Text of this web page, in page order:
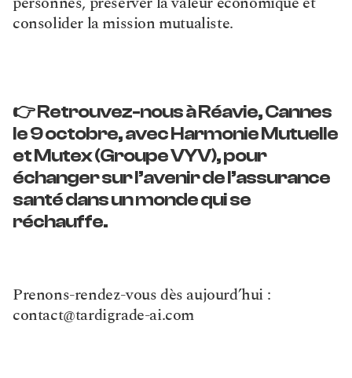
consolider la mission mutualiste.
👉 Retrouvez-nous à Réavie, Cannes
le 9 octobre, avec Harmonie Mutuelle
et Mutex (Groupe VYV), pour
échanger sur l’avenir de l’assurance
santé dans un monde qui se
réchauffe.
Prenons-rendez-vous dès aujourd’hui :
contact@tardigrade-ai.com